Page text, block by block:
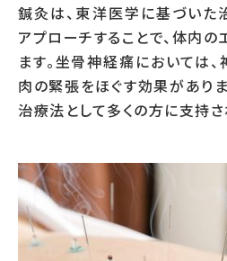
鍼灸は、東洋医学に基づいた
アプローチすることで、体内
ます。坐骨神経痛においては
肉の緊張をほぐす効果があり
治療法として多くの方に支持さ